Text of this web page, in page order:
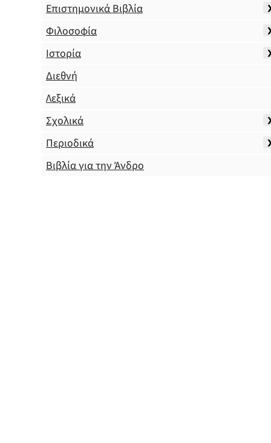
Επιστημονικά Βιβλία
Φιλοσοφία
Ιστορία
Διεθνή
Λεξικά
Σχολικά
Περιοδικά
Βιβλία για την Άνδρο